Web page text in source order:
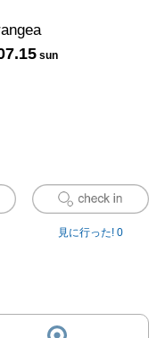
.15 sun
見に行った! 0